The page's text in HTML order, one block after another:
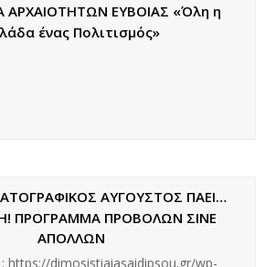
ΑΡΧΑΙΟΤΗΤΩΝ ΕΥΒΟΙΑΣ «Όλη η
ένας Πολιτισμός»
ΑΥΓΟΥΣΤΟΣ ΠΑΕΙ…
ΠΡΟΓΡΑΜΜΑ ΠΡΟΒΟΛΩΝ ΣΙΝΕ
ΑΠΟΛΛΩΝ
https://dimosistiaiasaidipsou.gr/wp-